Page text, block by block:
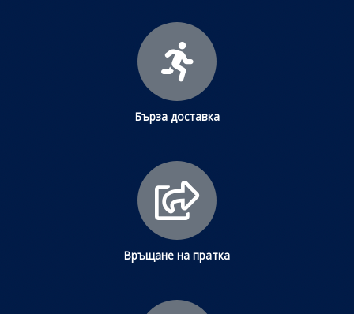
Бърза доставка
Връщане на пратка